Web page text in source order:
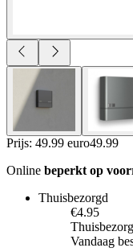
Prijs: 49.99 euro49.99
Online beperkt op
Thuisbezorgd
€4.95
Vandaag